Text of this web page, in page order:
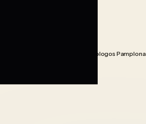
Seo Posicionamiento Psicologos Pamplona